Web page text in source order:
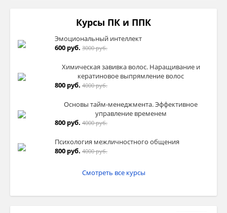
Курсы ПК и ППК
Эмоциональный интеллект
600 руб. 3000 руб.
Химическая завивка волос. Наращивание и
кератиновое выпрямление волос
800 руб. 4000 руб.
Основы тайм-менеджмента. Эффективное
управление временем
800 руб. 4000 руб.
Психология межличностного общения
800 руб. 4000 руб.
Смотреть все курсы